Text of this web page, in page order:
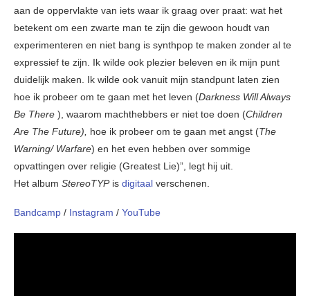
aan de oppervlakte van iets waar ik graag over praat: wat het
betekent om een ​​zwarte man te zijn die gewoon houdt van
experimenteren en niet bang is synthpop te maken zonder al te
expressief te zijn. Ik wilde ook plezier beleven en ik mijn punt
duidelijk maken. Ik wilde ook vanuit mijn standpunt laten zien
hoe ik probeer om te gaan met het leven (Darkness Will Always
Be There ), waarom machthebbers er niet toe doen (Children
Are The Future), hoe ik probeer om te gaan met angst (The
Warning/ Warfare) en het even hebben over sommige
opvattingen over religie (Greatest Lie)”, legt hij uit.
Het album StereoTYPis digitaal verschenen.
Bandcamp / Instagram / YouTube